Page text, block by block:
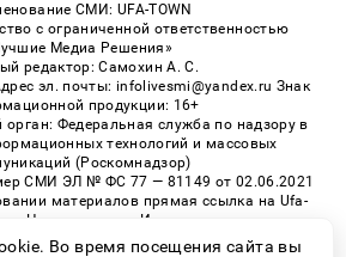
СМИ: UFA-TOWN
с ограниченной ответственностью
Медиа Решения»
редактор: Самохин А. С.
эл. почты: infolivesmi@yandex.ru Знак
продукции: 16+
орган: Федеральная служба по надзору в
технологий и массовых
(Роскомнадзор)
СМИ ЭЛ № ФС 77 — 81149 от 02.06.2021
материалов прямая ссылка на Ufa-
Цитирование в Интернете возможно
письменного разрешения.
Во время посещения сайта вы